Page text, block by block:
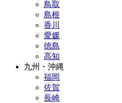
鳥取
島根
香川
愛媛
徳島
高知
九州・沖縄
福岡
佐賀
長崎